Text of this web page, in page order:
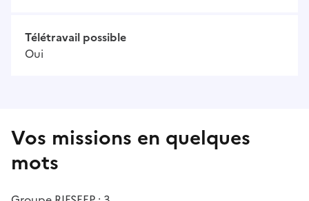
Télétravail possible
Oui
Vos missions en quelques
mots